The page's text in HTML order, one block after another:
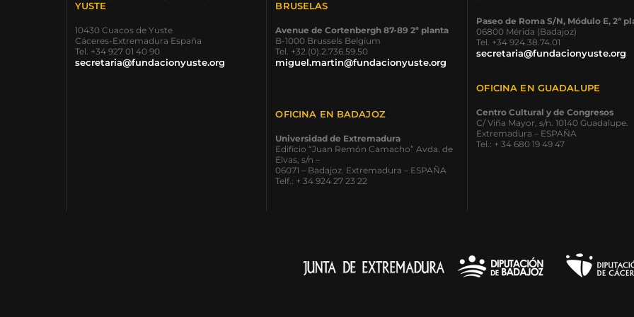
YUSTE
10430 Cuacos de Yuste
Cáceres-Extremadura España
Tel. +34 927 01 40 90
secretaria@fundacionyuste.org
BRUSELAS
Avenue de Cortenbergh 87-89 2ª planta
B-1000 Brussels Belgium
Tel. +32.(0).2.736.59.50
miguel.martin@fundacionyuste.org
OFICINA EN BADAJOZ
Universidad de Extremadura
Edificio “Juan Remón Camacho” Avda. de
Elvas, s/n –
06071 – Badajoz. Extremadura – ESPAÑA
Telf.: + 34 924 27 23 22
Paseo de Roma S/N, Módulo E, 2ª
06800 Mérida (Badajoz)
Tel. +34 924.38.74.01
secretaria@fundacionyuste.org
OFICINA EN GUADALUPE
Centro Cultural y de Congresos
C/ Viña Mayor, s/n. 10140 Guadalupe.
Extremadura – ESPAÑA
Tel.: + 34 680 19 49 47